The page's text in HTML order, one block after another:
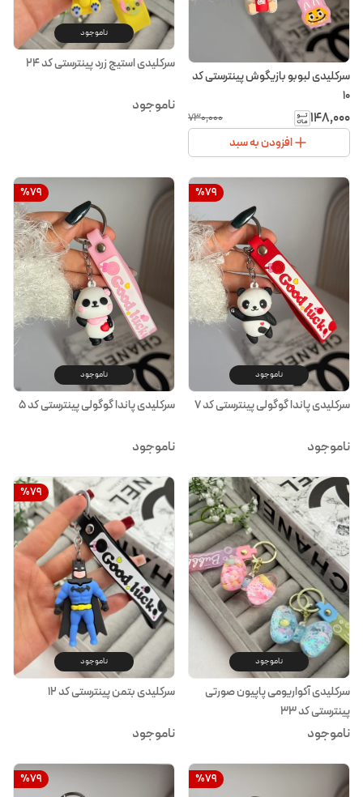
سرکلیدی لبوبو بازیگوش پینترستی کد
۱۰
۱۴۸٬۰۰۰ ۷۳۰٬۰۰۰
افزودن به سبد
ناموجود
سرکلیدی استیج زرد پینترستی کد ۲۴
ناموجود
%79
ناموجود
سرکلیدی پاندا گوگولی پینترستی کد ۷
ناموجود
%79
ناموجود
سرکلیدی پاندا گوگولی پینترستی کد ۵
ناموجود
ناموجود
سرکلیدی آکواریومی پاپیون صورتی
پینترستی کد ۳۳
ناموجود
%79
ناموجود
سرکلیدی بتمن پینترستی کد ۱۲
ناموجود
%79
%79